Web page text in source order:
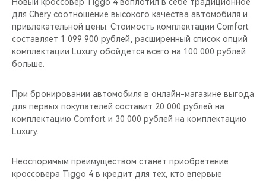
для Chery соотношение высокого качества автомобиля и
привлекательной цены. Стоимость комплектации Comfort
составляет 1 099 900 рублей, расширенный список опций
комплектации Luxury обойдется всего на 100 000 рублей
больше.
При бронировании автомобиля в онлайн-магазине выгода
для первых покупателей составит 20 000 рублей на
комплектацию Comfort и 30 000 рублей на комплектацию
Luxury.
Неоспоримым преимуществом станет приобретение
кроссовера Tiggo 4 в кредит для тех, кто впервые